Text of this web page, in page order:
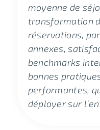
moyenne de
transformation
réservations,
annexes,
benchmarks
bonnes
performantes,
déployer sur